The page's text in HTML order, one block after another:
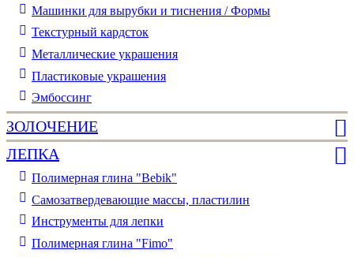
Машинки для вырубки и тиснения / Формы
Текстурный кардсток
Металлические украшения
Пластиковые украшения
Эмбоссинг
ЗОЛОЧЕНИЕ
ЛЕПКА
Полимерная глина "Bebik"
Самозатвердевающие массы, пластилин
Инструменты для лепки
Полимерная глина "Fimo"